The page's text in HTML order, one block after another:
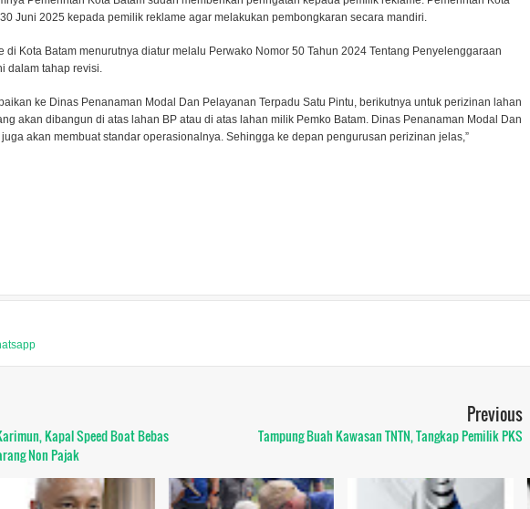
Juni 2025 kepada pemilik reklame agar melakukan pembongkaran secara mandiri.
di Kota Batam menurutnya diatur melalu Perwako Nomor 50 Tahun 2024 Tentang Penyelenggaraan
dalam tahap revisi.
ke Dinas Penanaman Modal Dan Pelayanan Terpadu Satu Pintu, berikutnya untuk perizinan lahan
akan dibangun di atas lahan BP atau di atas lahan milik Pemko Batam. Dinas Penanaman Modal Dan
akan membuat standar operasionalnya. Sehingga ke depan pengurusan perizinan jelas,”
Kapal Speed Boat Bebas
Non Pajak
Previous
Tampung Buah Kawasan TNTN, Tangkap Pemilik PKS